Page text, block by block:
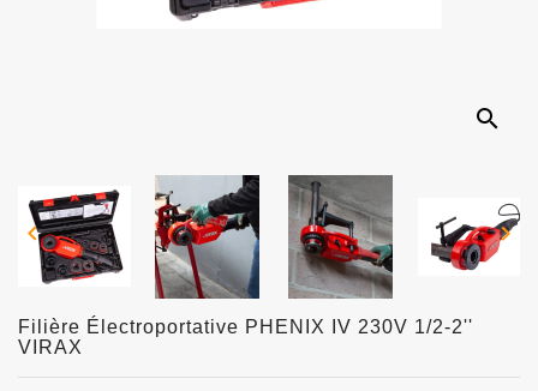
search
 
Filière Électroportative PHENIX IV 230V 1/2-2''
VIRAX